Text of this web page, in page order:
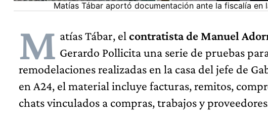
Matías Tábar aportó documentación ante la fiscalía en
M atías Tábar, el contratista de Manuel
Gerardo Pollicita una serie de pruebas
remodelaciones realizadas en la casa del jefe de
en A24, el material incluye facturas, remitos,
chats vinculados a compras, trabajos y